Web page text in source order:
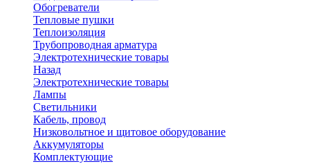
Обогреватели
Тепловые пушки
Теплоизоляция
Трубопроводная арматура
Электротехнические товары
Назад
Электротехнические товары
Лампы
Светильники
Кабель, провод
Низковольтное и щитовое оборудование
Аккумуляторы
Комплектующие